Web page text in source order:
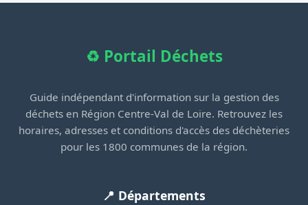
♻️ Portail Déchets
Guide indépendant d'information sur la gestion des
déchets en Région Centre-Val de Loire. Retrouvez les
horaires, adresses et conditions d'accès des déchèteries
pour les 1800 communes de la région.
📍 Départements